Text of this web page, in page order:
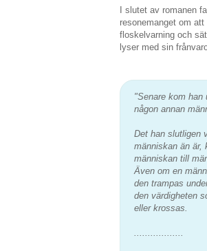
I slutet av romanen
resonemanget om
floskelvarning och
lyser med sin
"Senare kom
någon annan
Det han slutligen
människan än är,
människan till
Även om en
den trampas
den värdigheten
eller krossas.
..................